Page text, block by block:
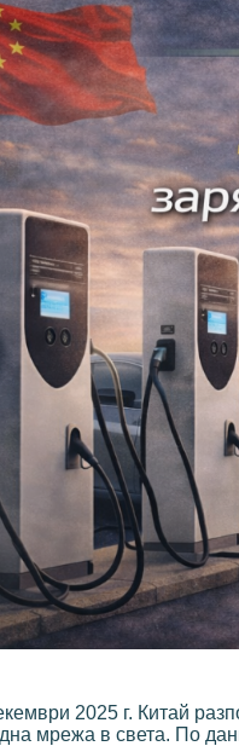
2025 г. Китай
мрежа в света. По